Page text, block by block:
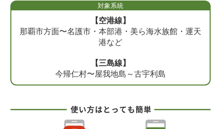
対象系統
【空港線】
那覇市方面〜名護市・本部港・美ら海水族館・運天
港など
【三島線】
今帰仁村〜屋我地島～古宇利島